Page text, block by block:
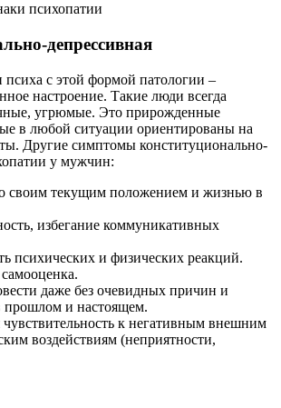
психопатии
депрессивная
с этой формой патологии –
настроение. Такие люди всегда
угрюмые. Это прирожденные
в любой ситуации ориентированы на
Другие симптомы конституционально-
у мужчин:
своим текущим положением и жизнью в
избегание коммуникативных
психических и физических реакций.
даже без очевидных причин и
прошлом и настоящем.
к негативным внешним
воздействиям (неприятности,